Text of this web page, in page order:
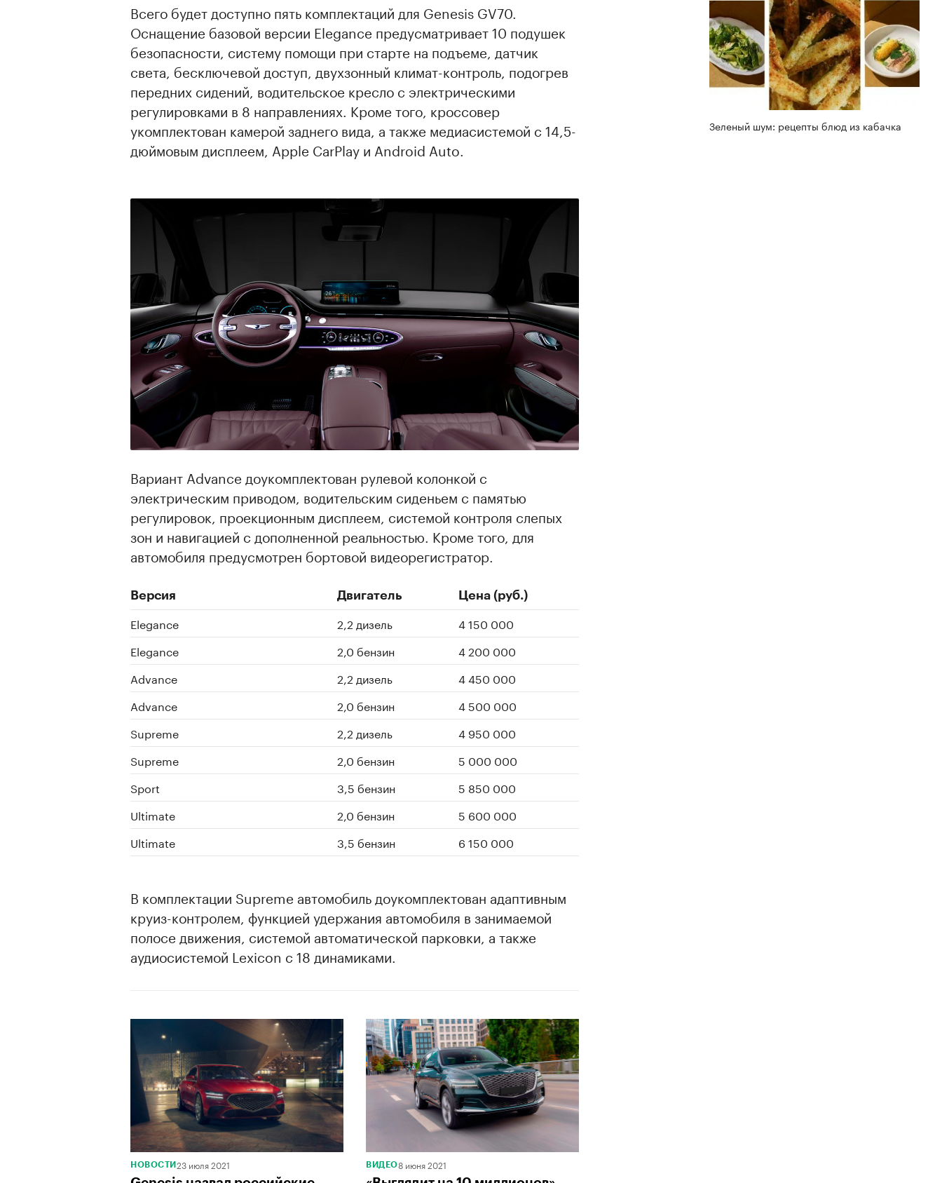
Зеленый шум: рецепты блюд из кабачка
Всего будет доступно пять комплектаций для Genesis GV70.
Оснащение базовой версии Elegance предусматривает 10 подушек
безопасности, систему помощи при старте на подъеме, датчик
света, бесключевой доступ, двухзонный климат-контроль, подогрев
передних сидений, водительское кресло с электрическими
регулировками в 8 направлениях. Кроме того, кроссовер
укомплектован камерой заднего вида, а также медиасистемой с 14,5-
дюймовым дисплеем, Apple CarPlay и Android Auto.
Вариант Advance доукомплектован рулевой колонкой с
электрическим приводом, водительским сиденьем с памятью
регулировок, проекционным дисплеем, системой контроля слепых
зон и навигацией с дополненной реальностью. Кроме того, для
автомобиля предусмотрен бортовой видеорегистратор.
Версия Двигатель Цена (руб.)
Elegance 2,2 дизель
4 150 000
Elegance
2,0 бензин
4 200 000
Advance
2,2 дизель
4 450 000
Advance
2,0 бензин
4 500 000
Supreme
2,2 дизель
4 950 000
Supreme
2,0 бензин
5 000 000
Sport
3,5 бензин
5 850 000
Ultimate
2,0 бензин
5 600 000
Ultimate
3,5 бензин 6 150 000
В комплектации Supreme автомобиль доукомплектован адаптивным
круиз-контролем, функцией удержания автомобиля в занимаемой
полосе движения, системой автоматической парковки, а также
аудиосистемой Lexicon с 18 динамиками.
НОВОСТИ 23 июля 2021
ВИДЕО8 июня 2021